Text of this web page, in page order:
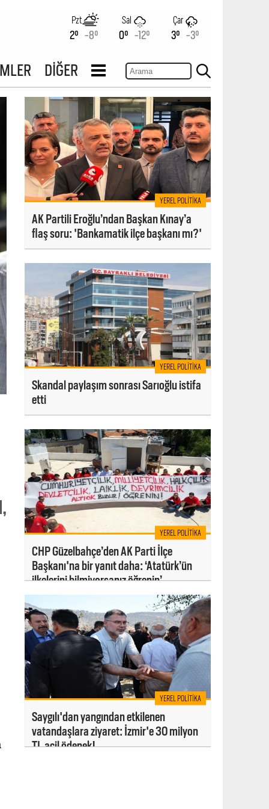
Pzt
2° -8°
Sal
0° -12°
Çar
3° -3°
DİĞER
YEREL POLITIKA
AK Partili Eroğlu’ndan Başkan Kınay’a
flaş soru: 'Bankamatik ilçe başkanı mı?'
YEREL POLITIKA
Skandal paylaşım sonrası Sarıoğlu istifa
etti
YEREL POLITIKA
CHP Güzelbahçe’den AK Parti İlçe
Başkanı'na bir yanıt daha: ‘Atatürk’ün
ilkelerini bilmiyorsanız öğrenin’
YEREL POLITIKA
Saygılı'dan yangından etkilenen
vatandaşlara ziyaret: İzmir'e 30 milyon
TL acil ödenek!